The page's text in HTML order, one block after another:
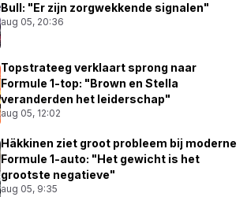
Bull: "Er zijn zorgwekkende signalen"
aug 05, 20:36
Topstrateeg verklaart sprong naar
Formule 1-top: "Brown en Stella
veranderden het leiderschap"
aug 05, 12:02
Häkkinen ziet groot probleem bij moderne
Formule 1-auto: "Het gewicht is het
grootste negatieve"
aug 05, 9:35